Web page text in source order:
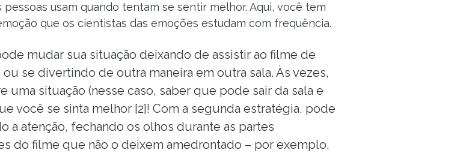
pessoas usam quando tentam se sentir melhor. Aqui, você tem
que os cientistas das emoções estudam com frequência.
mudar sua situação deixando de assistir ao filme de
se divertindo de outra maneira em outra sala. Às vezes,
situação (nesse caso, saber que pode sair da sala e
você se sinta melhor [2]! Com a segunda estratégia, pode
a atenção, fechando os olhos durante as partes
do filme que não o deixem amedrontado – por exemplo,